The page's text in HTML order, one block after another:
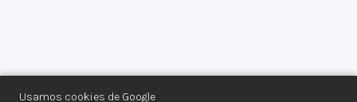
Usamos cookies de Google